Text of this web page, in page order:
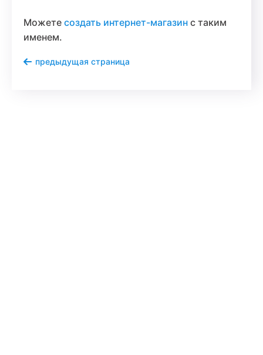
Можете создать интернет-магазин с таким
именем.
предыдущая страница